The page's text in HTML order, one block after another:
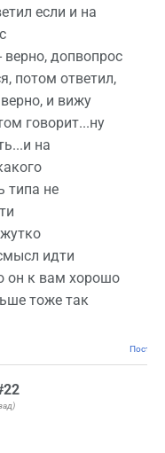
если и на
допвопрос
потом ответил,
и вижу
говорит...ну
на
типа не
идти
он к вам хорошо
тоже так